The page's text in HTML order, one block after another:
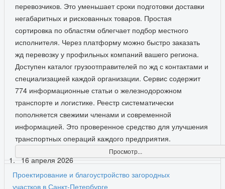
перевозчиков. Это уменьшает сроки подготовки доставки
негабаритных и рискованных товаров. Простая
сортировка по областям облегчает подбор местного
исполнителя. Через платформу можно быстро заказать
жд перевозку у профильных компаний вашего региона.
Доступен каталог грузоотправителей по жд с контактами и
специализацией каждой организации. Сервис содержит
774 информационные статьи о железнодорожном
транспорте и логистике. Реестр систематически
пополняется свежими членами и современной
информацией. Это проверенное средство для улучшения
транспортных операций каждого предприятия.
Просмотр...
16 апреля 2026
Проектирование и благоустройство загородных
участков в Санкт-Петербурге